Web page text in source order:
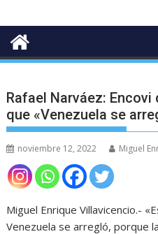
Rafael Narváez:
que «Venezuela se
noviembre 12, 2022 Miguel
Miguel Enrique Villavicencio.-
Venezuela se arregló, porque